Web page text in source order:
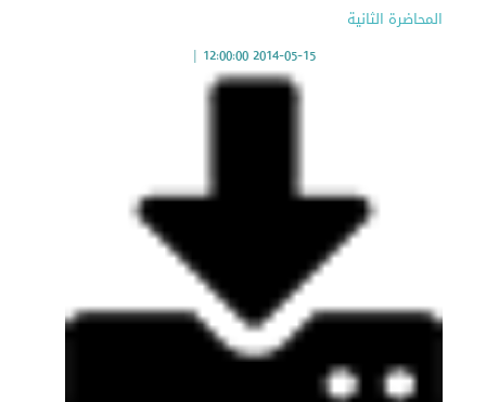
المحاضرة الثانية
2014-05-15 12:00:00
|